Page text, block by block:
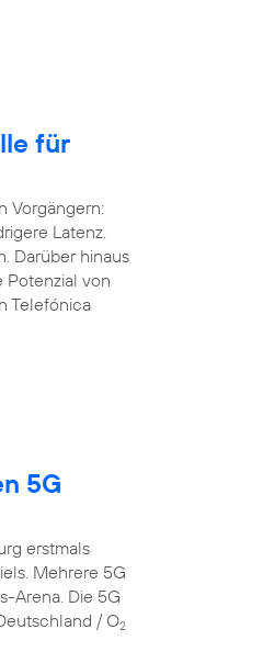
für
Vorgängern:
Latenz.
Darüber hinaus
Potenzial von
Telefónica
5G
erstmals
Mehrere 5G
Arena. Die 5G
/ O2